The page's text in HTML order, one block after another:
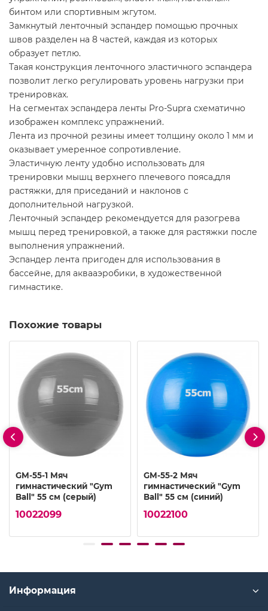
бинтом или спортивным жгутом.
Замкнутый ленточный эспандер помощью прочных
швов разделен на 8 частей, каждая из которых
образует петлю.
Такая конструкция ленточного эластичного эспандера
позволит легко регулировать уровень нагрузки при
тренировках.
На сегментах эспандера ленты Pro-Supra схематично
изображен комплекс упражнений.
Лента из прочной резины имеет толщину около 1 мм и
оказывает умеренное сопротивление.
Эластичную ленту удобно использовать для
тренировки мышц верхнего плечевого пояса,для
растяжки, для приседаний и наклонов с
дополнительной нагрузкой.
Ленточный эспандер рекомендуется для разогрева
мышц перед тренировкой, а также для растяжки после
выполнения упражнений.
Эспандер лента пригоден для использования в
бассейне, для аквааэробики, в художественной
гимнастике.
Похожие товары
GM-55-1 Мяч
гимнастический "Gym
Ball" 55 см (серый)
10022099
GM-55-2 Мяч
гимнастический "Gym
Ball" 55 см (синий)
10022100
Информация